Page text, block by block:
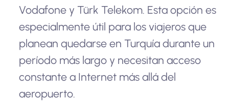
Vodafone y Türk Telekom. Esta opción es
especialmente útil para los viajeros que
planean quedarse en Turquía durante un
período más largo y necesitan acceso
constante a Internet más allá del
aeropuerto.